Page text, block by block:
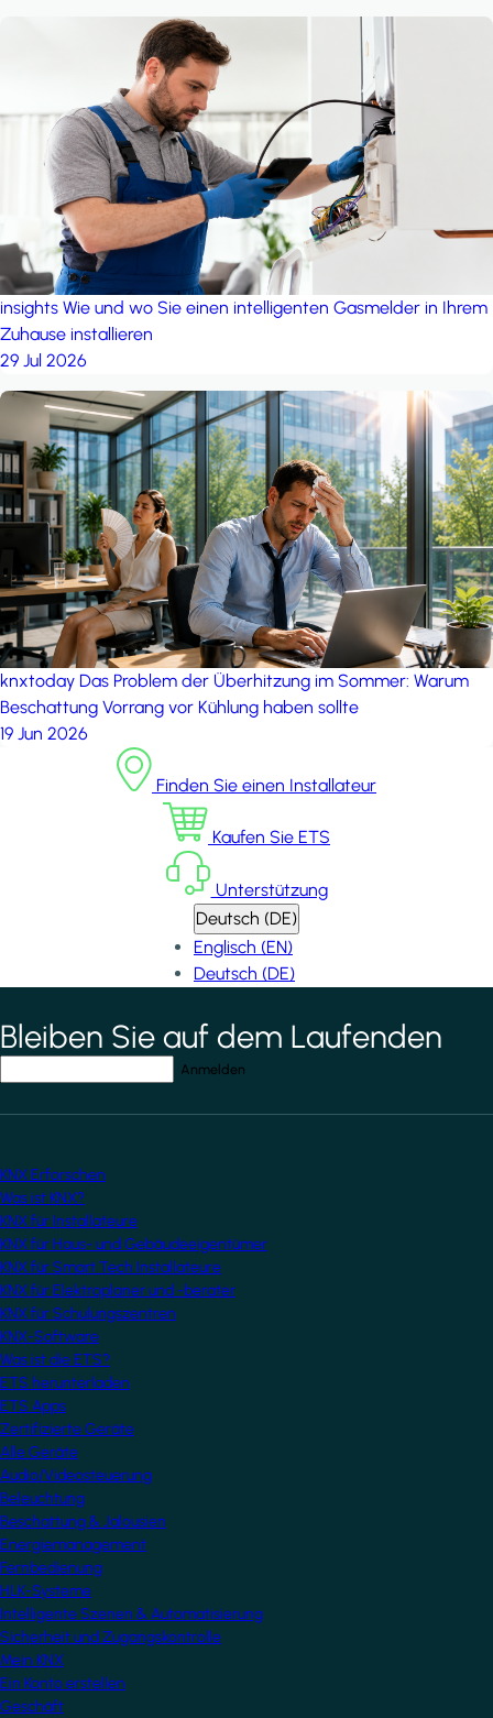
insights Wie und wo Sie einen intelligenten Gasmelder in Ihrem
Zuhause installieren
29 Jul 2026
knxtoday Das Problem der Überhitzung im Sommer: Warum
Beschattung Vorrang vor Kühlung haben sollte
19 Jun 2026
Finden Sie einen Installateur
Kaufen Sie ETS
Unterstützung
Deutsch (DE)
Englisch (EN)
Deutsch (DE)
*indicates required field
Bleiben Sie auf dem Laufenden
KNX Erforschen
Was ist KNX?
KNX für Installateure
KNX für Haus- und Gebäudeeigentümer
KNX für Smart Tech Installateure
KNX für Elektroplaner und -berater
KNX für Schulungszentren
KNX-Software
Was ist die ETS?
ETS herunterladen
ETS Apps
Zertifizierte Geräte
Alle Geräte
Audio/Videosteuerung
Beleuchtung
Beschattung & Jalousien
Energiemanagement
Fernbedienung
HLK-Systeme
Intelligente Szenen & Automatisierung
Sicherheit und Zugangskontrolle
Mein KNX
Ein Konto erstellen
Geschäft